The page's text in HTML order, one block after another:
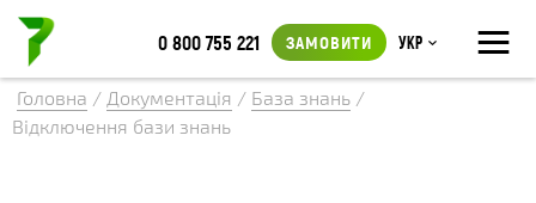
≡
0 800 755 221 ЗАМОВИТИ Укр
Головна / Документація / База знань /
Відключення бази знань